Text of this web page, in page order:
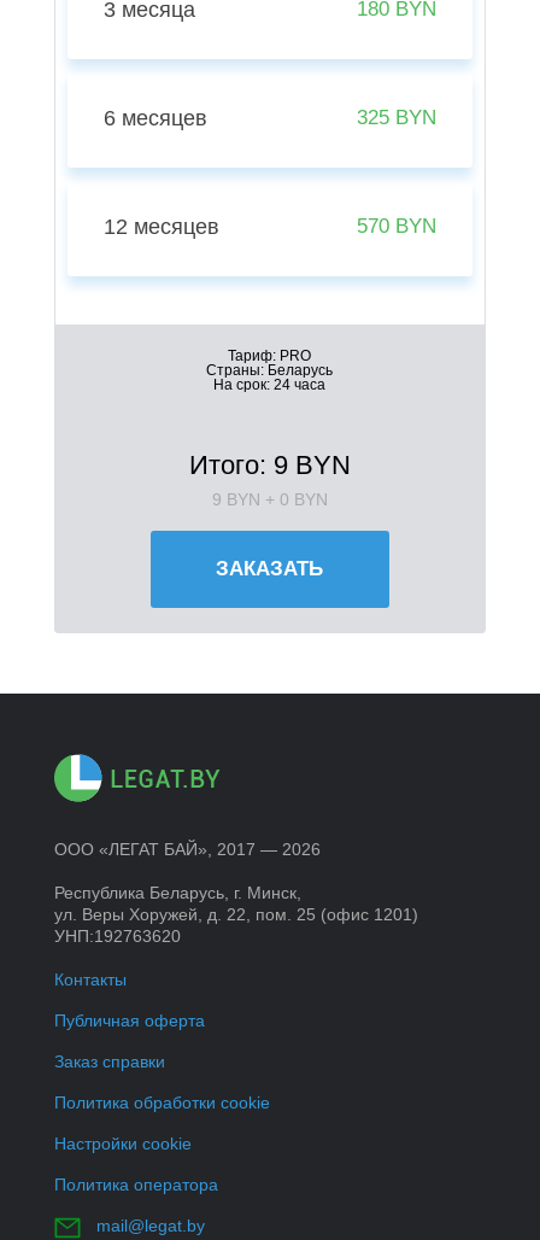
3 месяца 180 BYN
6 месяцев 325 BYN
12 месяцев 570 BYN
Тариф: PRO
Страны: Беларусь
На срок:24 часа
Итого: 9BYN
9 BYN + 0 BYN
ЗАКАЗАТЬ
ООО «ЛЕГАТ БАЙ», 2017 — 2026
Республика Беларусь, г. Минск,
ул. Веры Хоружей, д. 22, пом. 25 (офис 1201)
УНП:192763620
Контакты
Публичная оферта
Заказ справки
Политика обработки cookie
Настройки cookie
Политика оператора
mail@legat.by